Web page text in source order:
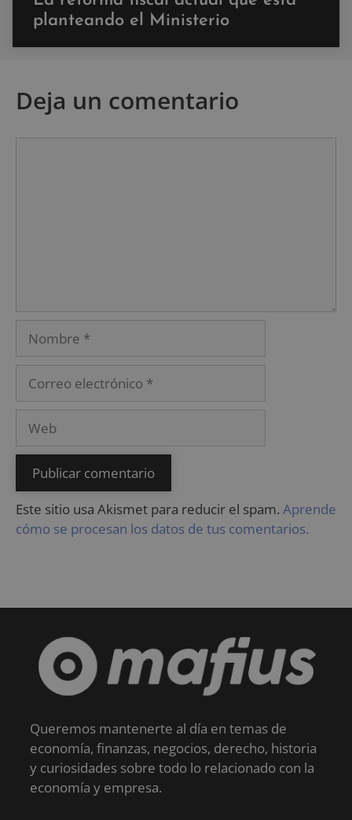
planteando el Ministerio
Deja un comentario
Este sitio usa Akismet para reducir el spam. Aprende
cómo se procesan los datos de tus comentarios.
Queremos mantenerte al día en temas de
economía, finanzas, negocios, derecho, historia
y curiosidades sobre todo lo relacionado con la
economía y empresa.